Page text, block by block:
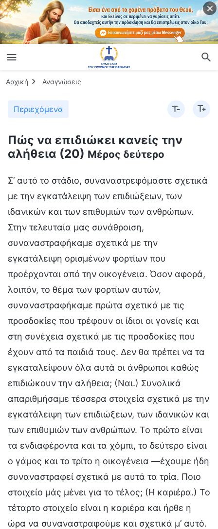
Αρχική Αναγνώσεις
Περιεχόμενα
Πώς να επιδιώκει κανείς την
αλήθεια (20) Μέρος δεύτερο
Σ’ αυτό το στάδιο, συναναστρεφόμαστε σχετικά
με την εγκατάλειψη των επιδιώξεων, των
ιδανικών και των επιθυμιών των ανθρώπων.
Στην τελευταία μας συνάθροιση,
συναναστραφήκαμε σχετικά με την
εγκατάλειψη ορισμένων φορτίων που
προέρχονται από την οικογένεια. Όσον αφορά,
λοιπόν, το θέμα των φορτίων αυτών,
συναναστραφήκαμε πρώτα σχετικά με τις
προσδοκίες που τρέφουν οι ίδιοι οι γονείς και
στη συνέχεια σχετικά με τις προσδοκίες που
έχουν από τα παιδιά τους. Δεν θα πρέπει να τα
εγκαταλείψουν όλα αυτά οι άνθρωποι καθώς
επιδιώκουν την αλήθεια; (Ναι.) Συνολικά
απαριθμήσαμε τέσσερα στοιχεία σχετικά με την
εγκατάλειψη των επιδιώξεων, των ιδανικών και
των επιθυμιών των ανθρώπων. Το πρώτο είναι
τα ενδιαφέροντα και τα χόμπι, το δεύτερο είναι
ο γάμος και το τρίτο η οικογένεια —έχουμε ήδη
συναναστραφεί σχετικά με αυτά τα τρία. Ποιο
στοιχείο μάς μένει για το τέλος; (Η καριέρα.) Το
τέταρτο στοιχείο είναι η καριέρα και ήρθε η
ώρα να συναναστραφούμε και σχετικά μ’ αυτό.